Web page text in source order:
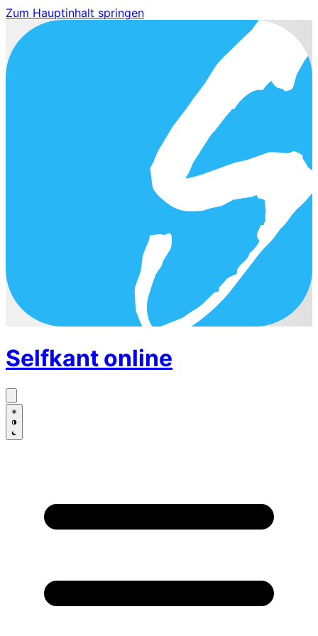
Zum Hauptinhalt springen
Selfkant online